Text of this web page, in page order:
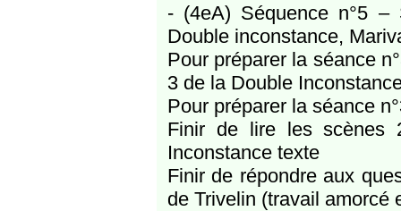
- (4eA) Séquence n°5
Double inconstance,
Pour préparer la séance
3 de la Double
Pour préparer la séance
Finir de lire les scènes
Inconstance texte
Finir de répondre aux
de Trivelin (travail amorcé